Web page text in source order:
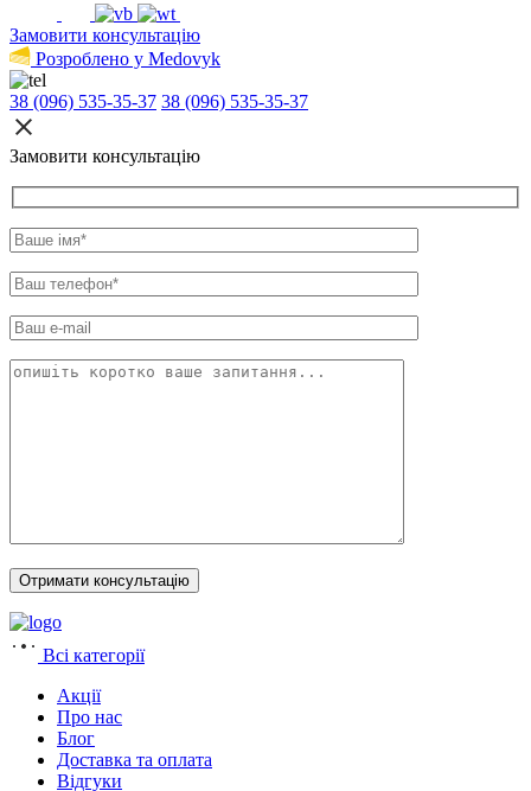
Замовити консультацію
Розроблено у Medovyk
38 (096) 535-35-37 38 (096) 535-35-37
Замовити консультацію
Всі категорії
Акції
Про нас
Блог
Доставка та оплата
Відгуки